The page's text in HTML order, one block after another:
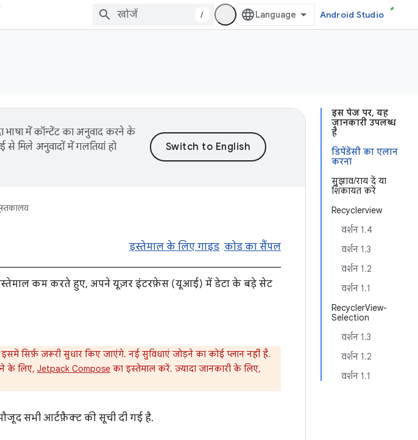
/ Android Studio
इस पेज पर, यह
जानकारी उपलब्ध
है
डिपेंडेंसी का एलान
करना
सुझाव/राय दें या
शिकायत करें
Recyclerview
वर्शन 1.4
वर्शन 1.3
वर्शन 1.2
वर्शन 1.1
RecyclerView-
Selection
वर्शन 1.3
वर्शन 1.2
वर्शन 1.1
में कॉन्टेंट का अनुवाद करने के
मिले अनुवादों में गलतियां हो
इस्तेमाल के लिए गाइड कोड का सैंपल
कम करते हुए, अपने यूज़र इंटरफ़ेस (यूआई) में डेटा के बड़े सेट
सिर्फ़ ज़रूरी सुधार किए जाएंगे. नई सुविधाएं जोड़ने का कोई प्लान नहीं है.
के लिए, Jetpack Compose का इस्तेमाल करें. ज़्यादा जानकारी के लिए,
सभी आर्टफ़ैक्ट की सूची दी गई है.